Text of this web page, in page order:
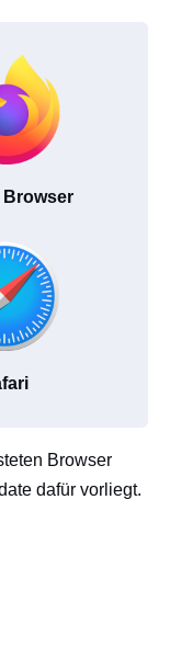
Browser
Browser
dafür vorliegt.